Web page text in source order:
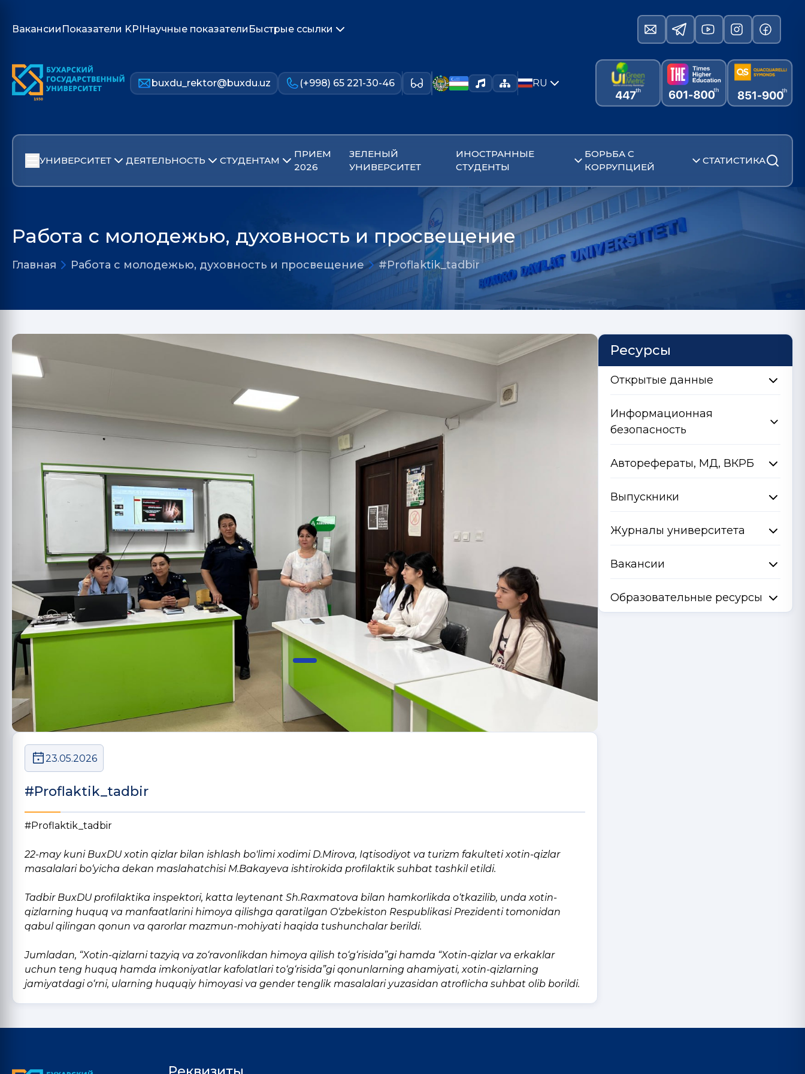
Вакансии Показатели KPIНаучные показатели Быстрые ссылки
buxdu_rektor@buxdu.uz (+998) 65 221-30-46 RU
УНИВЕРСИТЕТ ДЕЯТЕЛЬНОСТЬ СТУДЕНТАМ
ПРИЕМ
2026
ЗЕЛЕНЫЙ
УНИВЕРСИТЕТ
ИНОСТРАННЫЕ
СТУДЕНТЫ
БОРЬБА С
КОРРУПЦИЕЙ
СТАТИСТИКА
Работа с молодежью, духовность и просвещение
Главная Работа с молодежью, духовность и просвещение #Proflaktik_tadbir
23.05.2026
#Proflaktik_tadbir
#Proflaktik_tadbir
22-may kuni BuxDU xotin qizlar bilan ishlash bo'limi xodimi D.Mirova, Iqtisodiyot va turizm fakulteti xotin-qizlar
masalalari bo‘yicha dekan maslahatchisi M.Bakayeva ishtirokida profilaktik suhbat tashkil etildi.
Tadbir BuxDU profilaktika inspektori, katta leytenant Sh.Raxmatova bilan hamkorlikda o‘tkazilib, unda xotin-
qizlarning huquq va manfaatlarini himoya qilishga qaratilgan O‘zbekiston Respublikasi Prezidenti tomonidan
qabul qilingan qonun va qarorlar mazmun-mohiyati haqida tushunchalar berildi.
Jumladan, “Xotin-qizlarni tazyiq va zo‘ravonlikdan himoya qilish to‘g‘risida”gi hamda “Xotin-qizlar va erkaklar
uchun teng huquq hamda imkoniyatlar kafolatlari to‘g‘risida”gi qonunlarning ahamiyati, xotin-qizlarning
jamiyatdagi o‘rni, ularning huquqiy himoyasi va gender tenglik masalalari yuzasidan atroflicha suhbat olib borildi.
Ресурсы
Открытые данные
Информационная
безопасность
Авторефераты, МД, ВКРБ
Выпускники
Журналы университета
Вакансии
Образовательные ресурсы